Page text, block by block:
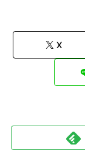
X